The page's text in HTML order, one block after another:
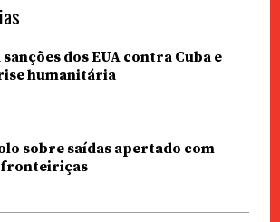
dos EUA contra Cuba e
humanitária
sobre saídas apertado com
fronteiriças